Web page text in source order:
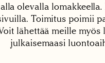
olevalla
Toimitus poimii
lähettää meille
julkaisemaasi